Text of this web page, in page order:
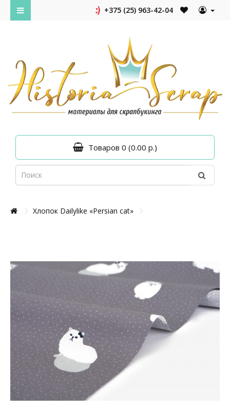
+375 (25) 963-42-04
Товаров 0 (0.00 р.)
Хлопок Dailylike «Persian cat»